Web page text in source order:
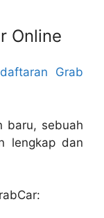
Online
Grab
baru, sebuah
lengkap dan